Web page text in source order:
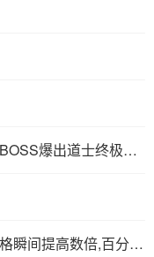
意外找到隐藏地图进去发现超级BOSS爆出道士终极手镯
热血传奇：神品果然是神品！逼格瞬间提高数倍,百分比攻击加成